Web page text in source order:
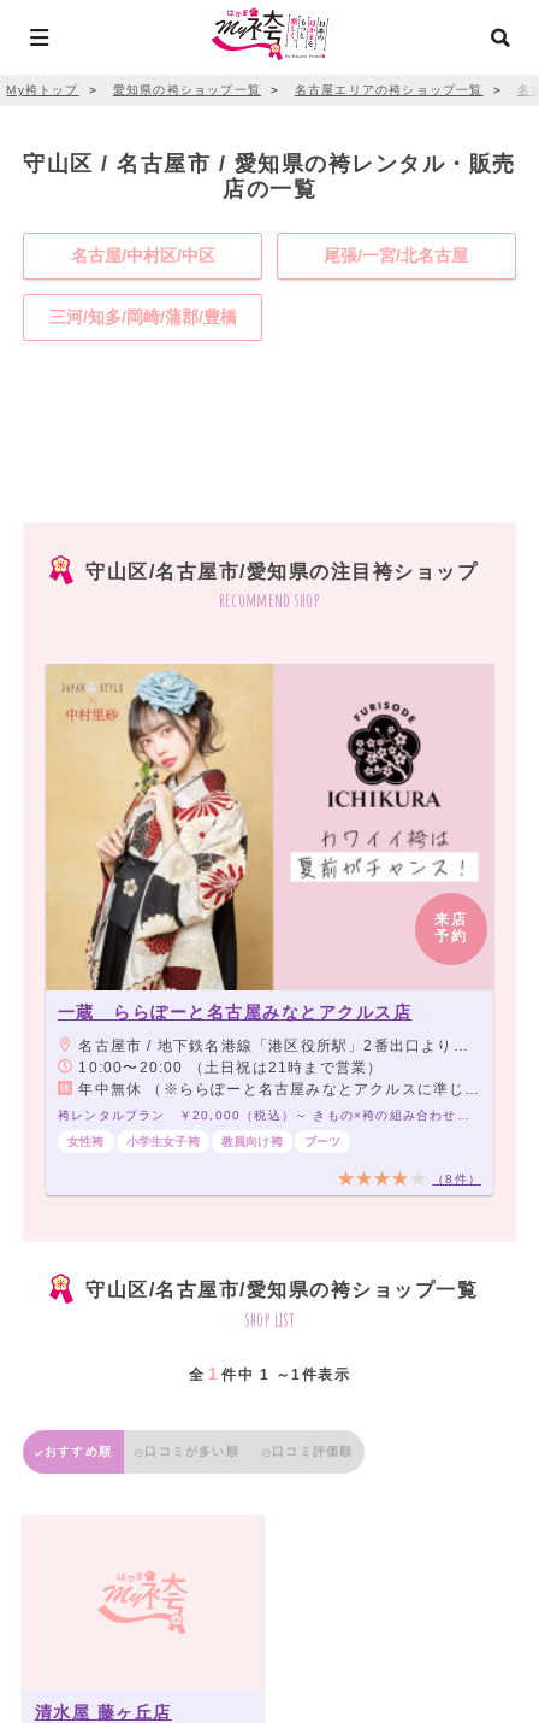
My袴トップ ＞ 愛知県の袴ショップ一覧 ＞ 名古屋エリアの袴ショップ一覧 ＞ 名
守山区 / 名古屋市 / 愛知県の袴レンタル・販売
店の一覧
名古屋/中村区/中区 尾張/一宮/北名古屋
三河/知多/岡崎/蒲郡/豊橋
守山区/名古屋市/愛知県の注目袴ショップ
recommend shop
来店
予約
一蔵 ららぽーと名古屋みなとアクルス店
名古屋市 / 地下鉄名港線「港区役所駅」2番出口より徒歩2分、地下鉄名港線「東海通駅」3番出口より徒歩3分
10:00〜20:00 （土日祝は21時まで営業）
年中無休 （※ららぽーと名古屋みなとアクルスに準じます。）
女性袴
小学生女子袴 教員向け袴 ブーツ
（8件）
守山区/名古屋市/愛知県の袴ショップ一覧
shop list
全 1 件中 1 ～1件表示
おすすめ順 口コミが多い順 口コミ評価順
清水屋 藤ヶ丘店